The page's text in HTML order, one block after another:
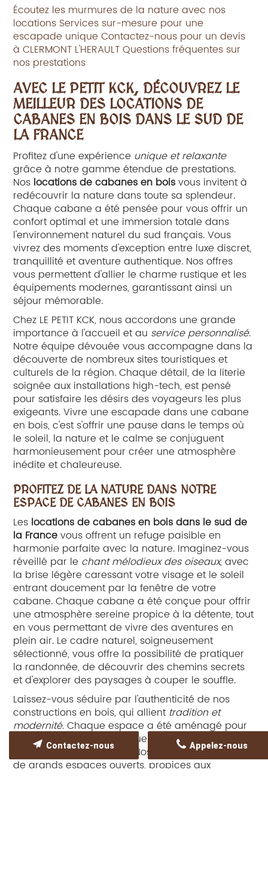
Écoutez les murmures de la nature avec nos
locations Services sur-mesure pour une
escapade unique Contactez-nous pour un devis
à CLERMONT L'HERAULT Questions fréquentes sur
nos prestations
AVEC LE PETIT KCK, DÉCOUVREZ LE
MEILLEUR DES LOCATIONS DE
CABANES EN BOIS DANS LE SUD DE
LA FRANCE
Profitez d'une expérience unique et relaxante
grâce à notre gamme étendue de prestations.
Nos locations de cabanes en boisvous invitent à
redécouvrir la nature dans toute sa splendeur.
Chaque cabane a été pensée pour vous offrir un
confort optimal et une immersion totale dans
l'environnement naturel du sud français. Vous
vivrez des moments d'exception entre luxe discret,
tranquillité et aventure authentique. Nos offres
vous permettent d'allier le charme rustique et les
équipements modernes, garantissant ainsi un
séjour mémorable.
Chez LE PETIT KCK, nous accordons une grande
importance à l'accueil et au service personnalisé.
Notre équipe dévouée vous accompagne dans la
découverte de nombreux sites touristiques et
culturels de la région. Chaque détail, de la literie
soignée aux installations high-tech, est pensé
pour satisfaire les désirs des voyageurs les plus
exigeants. Vivre une escapade dans une cabane
en bois, c'est s'offrir une pause dans le temps où
le soleil, la nature et le calme se conjuguent
harmonieusement pour créer une atmosphère
inédite et chaleureuse.
PROFITEZ DE LA NATURE DANS NOTRE
ESPACE DE CABANES EN BOIS
Les locations de cabanes en bois dans le sud de
la Francevous offrent un refuge paisible en
harmonie parfaite avec la nature. Imaginez-vous
réveillé par le chant mélodieux des oiseaux, avec
la brise légère caressant votre visage et le soleil
entrant doucement par la fenêtre de votre
cabane. Chaque cabane a été conçue pour offrir
une atmosphère sereine propice à la détente, tout
en vous permettant de vivre des aventures en
plein air. Le cadre naturel, soigneusement
sélectionné, vous offre la possibilité de pratiquer
la randonnée, de découvrir des chemins secrets
et d'explorer des paysages à couper le souffle.
Laissez-vous séduire par l'authenticité de nos
constructions en bois, qui allient tradition et
modernité. Chaque espace a été aménagé pour
offrir confort et sécurité, que vous soyez en couple,
en famille ou entre amis. Nos cabanes disposent
de grands espaces ouverts, propices aux
Appelez-nous
Contactez-nous